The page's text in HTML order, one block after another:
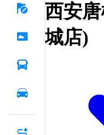
西安
城店)